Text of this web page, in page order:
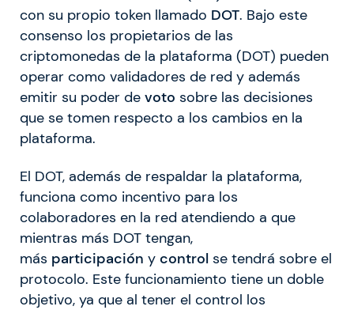
con su propio token llamado DOT. Bajo este
consenso los propietarios de las
criptomonedas de la plataforma (DOT) pueden
operar como validadores de red y además
emitir su poder de voto sobre las decisiones
que se tomen respecto a los cambios en la
plataforma.
El DOT, además de respaldar la plataforma,
funciona como incentivo para los
colaboradores en la red atendiendo a que
mientras más DOT tengan,
más participación y control se tendrá sobre el
protocolo. Este funcionamiento tiene un doble
objetivo, ya que al tener el control los